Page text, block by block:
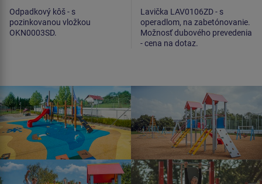
Odpadkový kôš - s
pozinkovanou vložkou
OKN0003SD.
Lavička LAV0106ZD - s
operadlom, na zabetónovanie.
Možnosť dubového prevedenia
- cena na dotaz.